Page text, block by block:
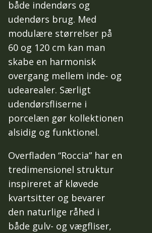
både indendørs og
udendørs brug. Med
modulære størrelser på
60 og 120 cm kan man
skabe en harmonisk
overgang mellem inde- og
udearealer. Særligt
udendørsfliserne i
porcelæn gør kollektionen
alsidig og funktionel.
Overfladen “Roccia” har en
tredimensionel struktur
inspireret af kløvede
kvartsitter og bevarer
den naturlige råhed i
både gulv- og vægfliser,